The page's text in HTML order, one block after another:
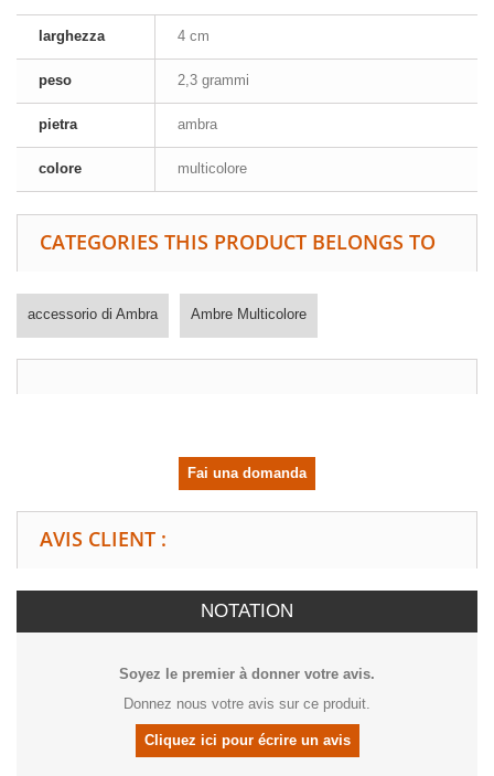
larghezza 4 cm
peso 2,3 grammi
pietra ambra
colore multicolore
CATEGORIES THIS PRODUCT BELONGS TO
accessorio di Ambra Ambre Multicolore
Fai una domanda
AVIS CLIENT :
NOTATION
Soyez le premier à donner votre avis.
Donnez nous votre avis sur ce produit.
Cliquez ici pour écrire un avis